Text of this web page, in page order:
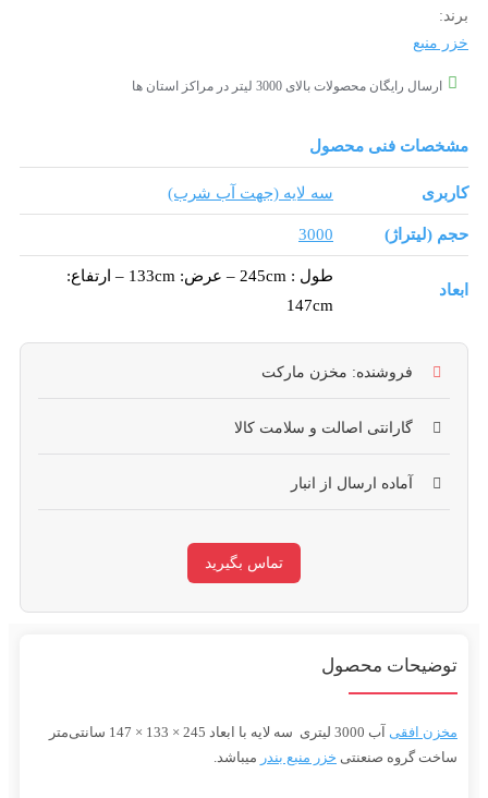
رایگان محصولات بالای 3000 لیتر در مراکز استان ها
فنی محصول
سه لایه (جهت آب شرب)
3000
طول : 245cm – عرض: 133cm – ارتفاع:
فروشنده: مخزن مارکت
گارانتی اصالت و سلامت کالا
آماده ارسال از انبار
تماس بگیرید
محصول
افقی
آب 3000 لیتری سه‌ لایه با ابعاد 245 × 133 × 147 سانتی‌متر
گروه صنعنتیخزر منبع بندر میباشد.